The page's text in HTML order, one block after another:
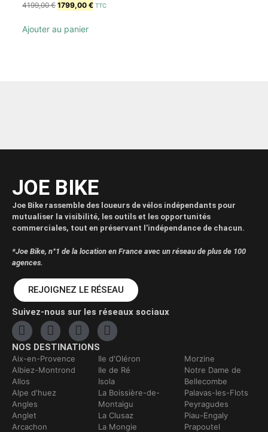
4199,00€ 1799,00€ TTC
Ajouter au panier
JOE BIKE
Joe Bike rassemble des loueurs de vélos indépendants pour
mutualiser la visibilité, les outils et les opportunités
commerciales, tout en préservant l’indépendance de chacun.
*Joe Bike, n°1 de la location en France avec un réseau de plus de 100
agences.
REJOIGNEZ LE RÉSEAU
Suivez-nous sur les réseaux sociaux
NOS DESTINATIONS
Aix-en-Provence
Albiez-Montrond
Allos
Alpe d'huez
Angles
Anglet
Arcachon
Ile d'Oléron
Ile de Ré
Isola
La Boissière-de-
Montaigu
La Clusaz
La Mongie
Morzine
Notre Dame de
Bellecombe
Palavas-les-Flots
Peyragudes
Piau-Engaly
Prapoutel